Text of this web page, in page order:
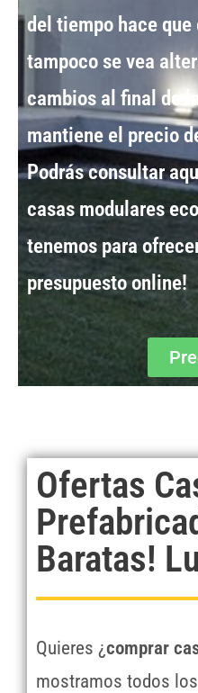
del tiempo hace
tampoco se vea
cambios al final de
mantiene el precio
Podrás consultar
casas modulares
tenemos para
presupuesto online!
Ofertas
Baratas!
Quieres ¿comprar
mostramos todos los